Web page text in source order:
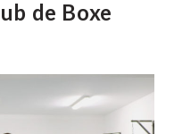
de Boxe